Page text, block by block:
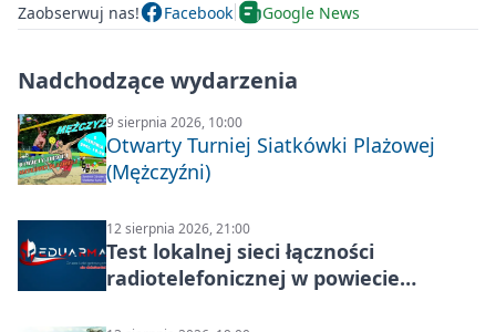
Zaobserwuj nas! Facebook Google News
Nadchodzące wydarzenia
9 sierpnia 2026, 10:00
Otwarty Turniej Siatkówki Plażowej
(Mężczyźni)
12 sierpnia 2026, 21:00
Test lokalnej sieci łączności
radiotelefonicznej w powiecie